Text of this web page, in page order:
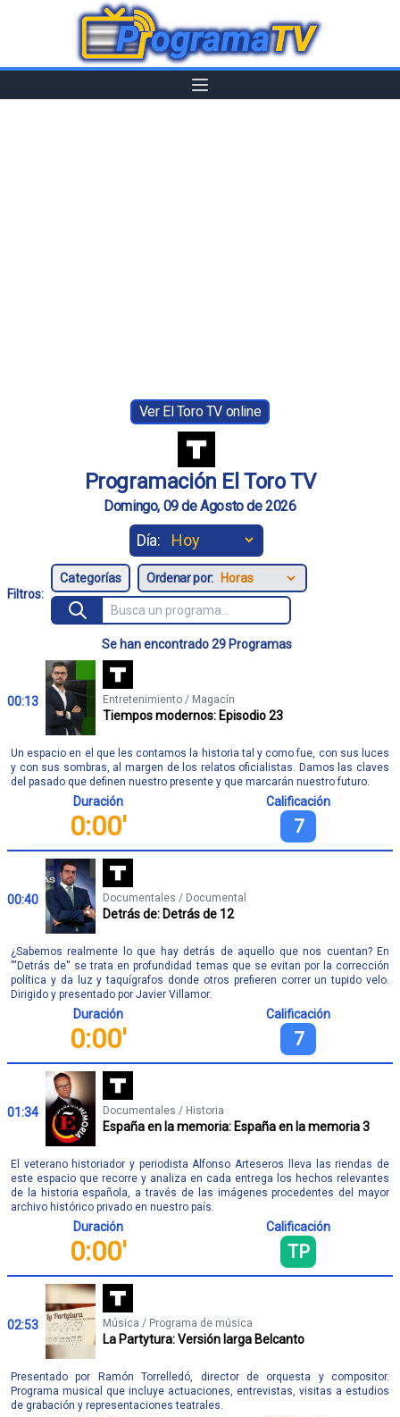
Ver El Toro TV online
Programación El Toro TV
Domingo, 09 de Agosto de 2026
Día:
Filtros:
Ordenar por:
Se han encontrado 29 Programas
00:13 Entretenimiento / Magacín
Tiempos modernos: Episodio 23
Un espacio en el que les contamos la historia tal y como fue, con sus luces
y con sus sombras, al margen de los relatos oficialistas. Damos las claves
del pasado que definen nuestro presente y que marcarán nuestro futuro.
Duración
0:00'
Calificación
7
00:40 Documentales / Documental
Detrás de: Detrás de 12
¿Sabemos realmente lo que hay detrás de aquello que nos cuentan? En
'''Detrás de'' se trata en profundidad temas que se evitan por la corrección
política y da luz y taquígrafos donde otros prefieren correr un tupido velo.
Dirigido y presentado por Javier Villamor.
Duración
0:00'
Calificación
7
01:34 Documentales / Historia
España en la memoria: España en la memoria 3
El veterano historiador y periodista Alfonso Arteseros lleva las riendas de
este espacio que recorre y analiza en cada entrega los hechos relevantes
de la historia española, a través de las imágenes procedentes del mayor
archivo histórico privado en nuestro país.
Duración
0:00'
Calificación
TP
02:53 Música / Programa de música
La Partytura: Versión larga Belcanto
Presentado por Ramón Torrelledó, director de orquesta y compositor.
Programa musical que incluye actuaciones, entrevistas, visitas a estudios
de grabación y representaciones teatrales.